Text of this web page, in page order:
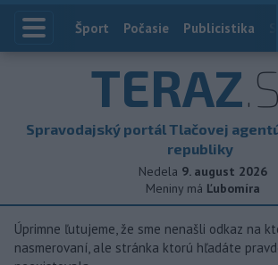
Index
Šport Počasie Publicistika
TERAZ
Spravodajský portál Tlačovej
republiky
Nedela 9. august 2026
Meniny má Ľubomíra
Úprimne ľutujeme, že sme nenašli odkaz na
nasmerovaní, ale stránka ktorú hľadáte